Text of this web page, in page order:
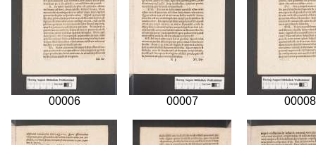
00006 00007 00008